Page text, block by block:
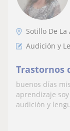
Sotillo De La
Audición y
Trastornos
buenos días
aprendizaje
audición y